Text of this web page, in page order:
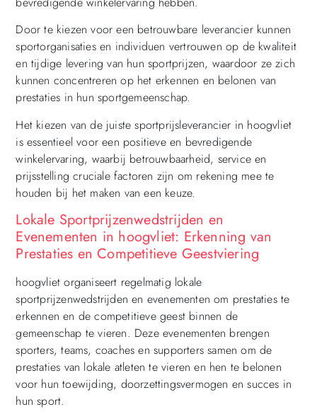
Door te kiezen voor een betrouwbare leverancier kunnen
sportorganisaties en individuen vertrouwen op de kwaliteit
en tijdige levering van hun sportprijzen, waardoor ze zich
kunnen concentreren op het erkennen en belonen van
prestaties in hun sportgemeenschap.
Het kiezen van de juiste sportprijsleverancier in hoogvliet
is essentieel voor een positieve en bevredigende
winkelervaring, waarbij betrouwbaarheid, service en
prijsstelling cruciale factoren zijn om rekening mee te
houden bij het maken van een keuze.
Lokale Sportprijzenwedstrijden en
Evenementen in hoogvliet: Erkenning van
Prestaties en Competitieve Geestviering
hoogvliet organiseert regelmatig lokale
sportprijzenwedstrijden en evenementen om prestaties te
erkennen en de competitieve geest binnen de
gemeenschap te vieren. Deze evenementen brengen
sporters, teams, coaches en supporters samen om de
prestaties van lokale atleten te vieren en hen te belonen
voor hun toewijding, doorzettingsvermogen en succes in
hun sport.